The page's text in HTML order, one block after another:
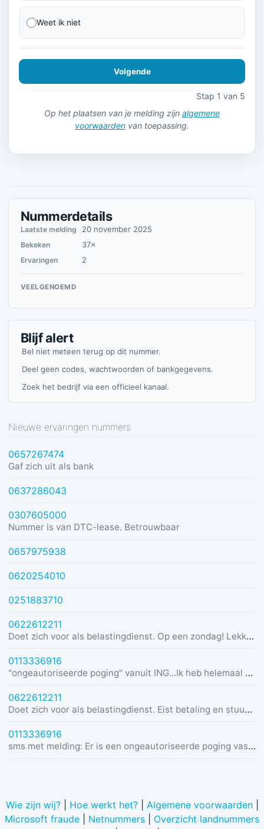
Weet ik niet
Volgende
Stap 1 van 5
Op het plaatsen van je melding zijn algemene
voorwaarden van toepassing.
Nummerdetails
Laatste melding 20 november 2025
Bekeken 37×
Ervaringen 2
VEELGENOEMD
Blijf alert
Bel niet meteen terug op dit nummer.
Deel geen codes, wachtwoorden of bankgegevens.
Zoek het bedrijf via een officieel kanaal.
Nieuwe ervaringen nummers
0657267474
Gaf zich uit als bank
0637286043
0307605000
Nummer is van DTC-lease. Betrouwbaar
0657975938
0620254010
0251883710
0622612211
Doet zich voor als belastingdienst. Op een zondag! Lekker dom
0113336916
"ongeautoriseerde poging" vanuit ING...Ik heb helemaal geen rekening bij ING :)
0622612211
Doet zich voor als belastingdienst. Eist betaling en stuurt link in bericht met dreiging van beslaglegging.
0113336916
sms met melding: Er is een ongeautoriseerde poging vastgesteld vanuit Duitsland was u dit niet? Bel de alarmlijn op 0113336916
Wie zijn wij?| Hoe werkt het?| Algemene voorwaarden|
Microsoft fraude
Netnummers
Overzicht landnummers